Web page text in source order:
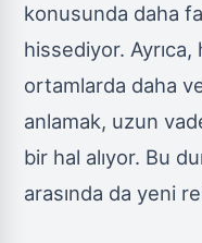
konusunda daha
hissediyor.
ortamlarda daha
anlamak, uzun
bir hal alıyor. Bu
arasında da yeni